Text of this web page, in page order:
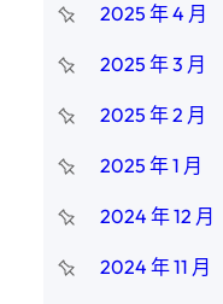
2025 年 4 月
2025 年 3 月
2025 年 2 月
2025 年 1 月
2024 年 12 月
2024 年 11 月